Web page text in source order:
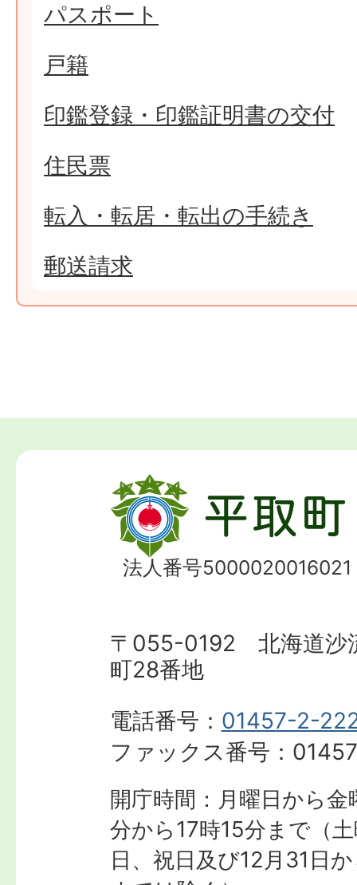
パスポート
戸籍
印鑑登録・印鑑証明書の交付
住民票
転入・転居・転出の手続き
郵送請求
法人番号5000020016021
〒055-0192 北海道沙
町28番地
電話番号： 01457-2-
ファックス番号：
開庁時間：月曜日から
分から17時15分まで（
日、祝日及び12月31日